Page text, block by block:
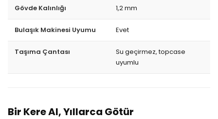
Gövde Kalınlığı 1,2 mm
Bulaşık Makinesi Uyumu Evet
Taşıma Çantası
Su geçirmez, topcase
uyumlu
Bir Kere Al, Yıllarca Götür